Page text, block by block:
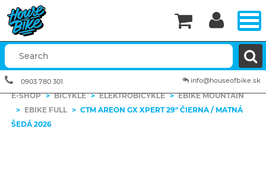
E-SHOP > BICYKLE > ELEKTROBICYKLE > EBIKE MOUNTAIN
> EBIKE FULL > CTM AREON GX XPERT 29" ČIERNA / MATNÁ
ŠEDÁ 2026


info@houseofbike.sk
0903 780 301